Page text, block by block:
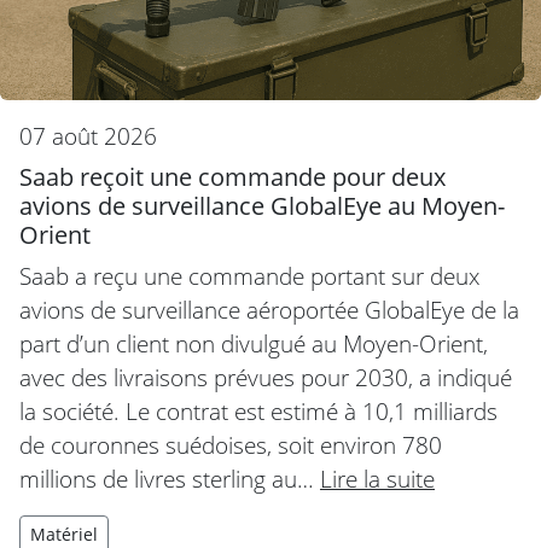
07 août 2026
Saab reçoit une commande pour deux
avions de surveillance GlobalEye au Moyen-
Orient
Saab a reçu une commande portant sur deux
avions de surveillance aéroportée GlobalEye de la
part d’un client non divulgué au Moyen-Orient,
avec des livraisons prévues pour 2030, a indiqué
la société. Le contrat est estimé à 10,1 milliards
de couronnes suédoises, soit environ 780
millions de livres sterling au… Lire la suite
Matériel